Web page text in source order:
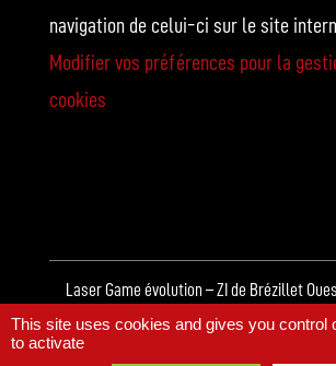
navigation de celui-ci sur le site
Modifier vos préférences pour la
cookies
Laser Game évolution – ZI de Brézillet
Mendès France – TRÉGUEUX –
This site uses cookies and gives you control
to activate